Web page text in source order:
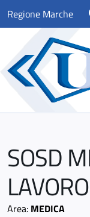
Regione Marche
SOSD
LAVORO
Area: MEDICA